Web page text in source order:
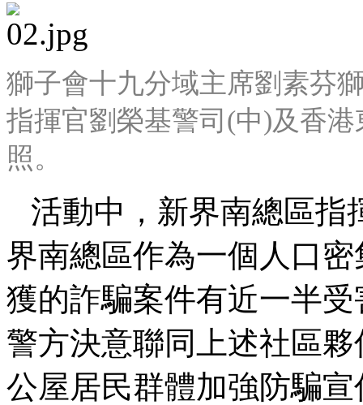
獅子會十九分域主席劉素芬
指揮官劉榮基警司(中)及香
照。
活動中，新界南總區指
界南總區作為一個人口
獲的詐騙案件有近一半
警方決意聯同上述社區
公屋居民群體加強防騙